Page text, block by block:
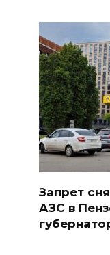
Запрет
АЗС в